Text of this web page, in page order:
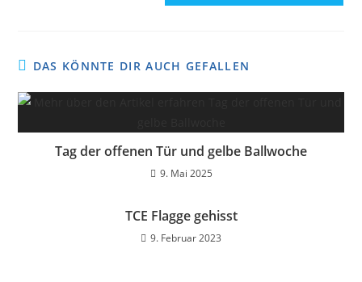
DAS KÖNNTE DIR AUCH GEFALLEN
Tag der offenen Tür und gelbe Ballwoche
9. Mai 2025
TCE Flagge gehisst
9. Februar 2023